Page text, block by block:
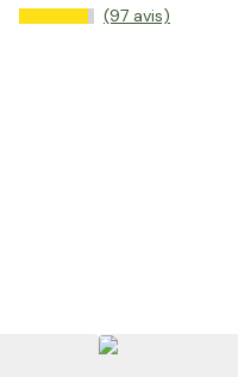
(97 avis)